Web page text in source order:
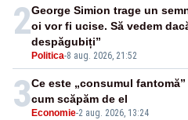
2
Politica-8 aug. 2026, 21:52
George Simion trage un
oi vor fi ucise. Să vedem
despăgubiți”
3 Economie-2 aug. 2026, 13:24
Ce este „consumul
cum scăpăm de el